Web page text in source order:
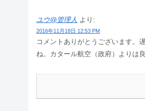
ユウ@管理人 より:
2016年11月18日 12:53 PM
コメントありがとうございます。
ね。カタール航空（政府）よりは